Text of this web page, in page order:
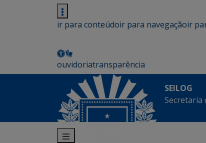
ir para conteúdoir para navegaçãoir
ouvidoriatransparência
SEILOG
Secretaria